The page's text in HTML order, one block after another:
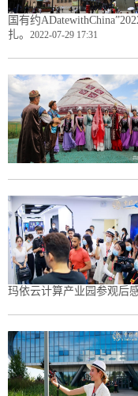
国有约
扎。 2022-07-29 17:31
玛依云计算产业园参观后